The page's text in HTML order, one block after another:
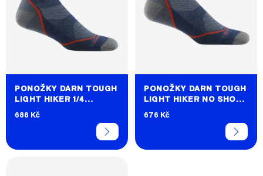
PONOŽKY DARN TOUGH
LIGHT HIKER 1/4
LIGHTWEIGHT WITH
CUSHION
686 Kč
PONOŽKY DARN TOUGH
LIGHT HIKER NO SHOW
LIGHTWEIGHT
676 Kč